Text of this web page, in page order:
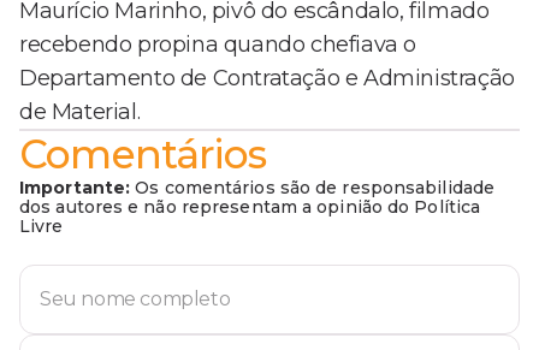
Maurício Marinho, pivô do escândalo, filmado
recebendo propina quando chefiava o
Departamento de Contratação e Administração
de Material.
Comentários
Importante: Os comentários são de responsabilidade
dos autores e não representam a opinião do Política
Livre